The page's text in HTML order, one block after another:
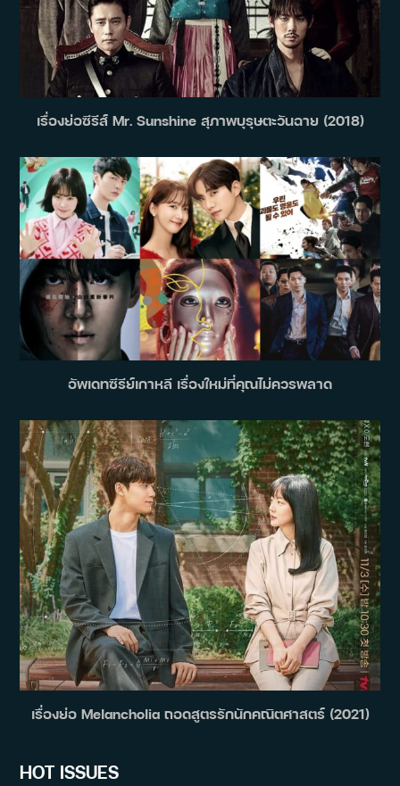
เรื่องย่อซีรีส์ Mr. Sunshine สุภาพบุรุษตะวันฉาย (2018)
อัพเดทซีรีย์เกาหลี เรื่องใหม่ที่คุณไม่ควรพลาด
เรื่องย่อ Melancholia ถอดสูตรรักนักคณิตศาสตร์ (2021)
HOT ISSUES